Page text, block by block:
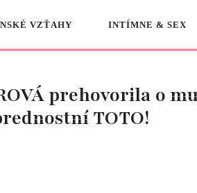
VZŤAHY INTÍMNE & SEX
prehovorila o
TOTO!